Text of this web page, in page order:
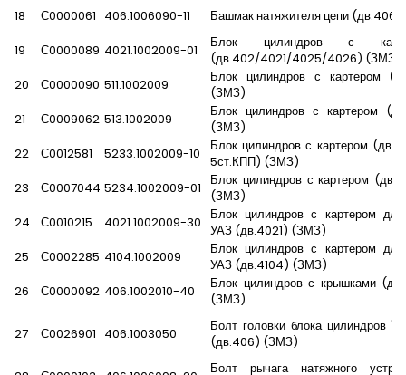
18
С0000061 406.1006090-11
Башмак натяжителя цепи (дв.406)
19
С0000089 4021.1002009-01
Блок цилиндров с
(дв.402/4021/4025/4026) (ЗМЗ)
20
С0000090 511.1002009
Блок цилиндров с картером
(ЗМЗ)
21
С0009062 513.1002009
Блок цилиндров с картером
(ЗМЗ)
22
С0012581 5233.1002009-10
Блок цилиндров с картером
5ст.КПП) (ЗМЗ)
23
С0007044 5234.1002009-01
Блок цилиндров с картером
(ЗМЗ)
24
С0010215 4021.1002009-30
Блок цилиндров с картером
УАЗ (дв.4021) (ЗМЗ)
25
С0002285 4104.1002009
Блок цилиндров с картером
УАЗ (дв.4104) (ЗМЗ)
26
С0000092 406.1002010-40
Блок цилиндров с крышками
(ЗМЗ)
27
С0026901 406.1003050
Болт головки блока цилиндров
(дв.406) (ЗМЗ)
Болт рычага натяжного